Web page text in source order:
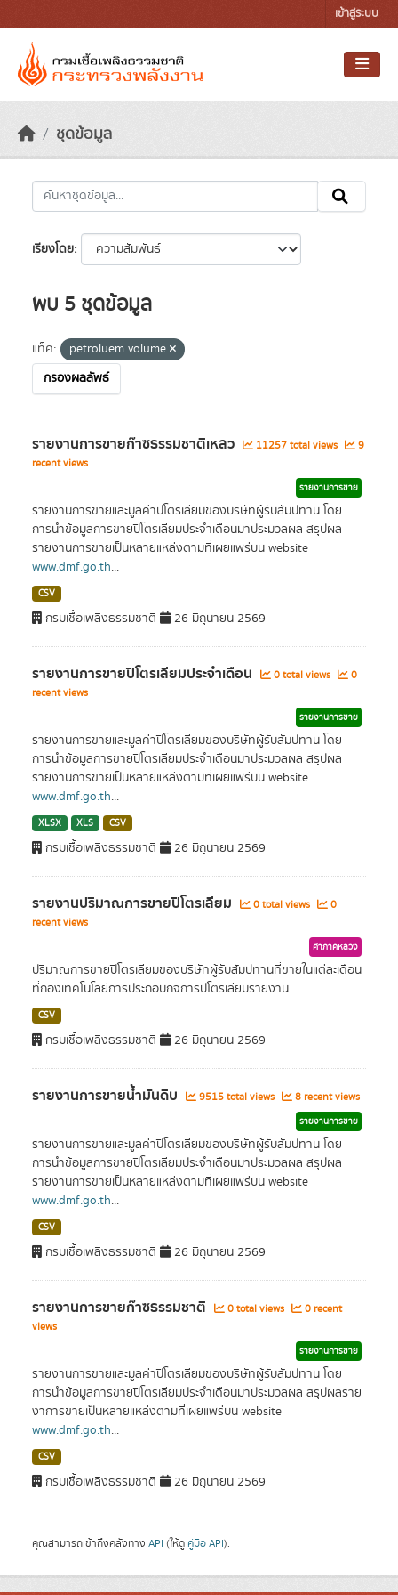
เข้าสู่ระบบ
ชุดข้อมูล
เรียงโดย
พบ 5 ชุดข้อมูล
แท็ค:
petroluem volume
กรองผลลัพธ์
รายงานการขายก๊าซธรรมชาติเหลว 11257 total views
9
recent views
รายงานการขาย
รายงานการขายและมูลค่าปิโตรเลียมของบริษัทผู้รับสัมปทาน โดย
การนำข้อมูลการขายปิโตรเลียมประจำเดือนมาประมวลผล สรุปผล
รายงานการขายเป็นหลายแหล่งตามที่เผยแพร่บน website
www.dmf.go.th...
CSV
กรมเชื้อเพลิงธรรมชาติ 26 มิถุนายน 2569
รายงานการขายปิโตรเลียมประจำเดือน 0 total views
0
recent views
รายงานการขาย
รายงานการขายและมูลค่าปิโตรเลียมของบริษัทผู้รับสัมปทาน โดย
การนำข้อมูลการขายปิโตรเลียมประจำเดือนมาประมวลผล สรุปผล
รายงานการขายเป็นหลายแหล่งตามที่เผยแพร่บน website
www.dmf.go.th...
XLSX XLS CSV
กรมเชื้อเพลิงธรรมชาติ 26 มิถุนายน 2569
รายงานปริมาณการขายปิโตรเลียม 0 total views
0
recent views
ค่าภาคหลวง
ปริมาณการขายปิโตรเลียมของบริษัทผู้รับสัมปทานที่ขายในแต่ละเดือน
ที่กองเทคโนโลยีการประกอบกิจการปิโตรเลียมรายงาน
CSV
กรมเชื้อเพลิงธรรมชาติ 26 มิถุนายน 2569
รายงานการขายน้ำมันดิบ 9515 total views 8 recent views
รายงานการขาย
รายงานการขายและมูลค่าปิโตรเลียมของบริษัทผู้รับสัมปทาน โดย
การนำข้อมูลการขายปิโตรเลียมประจำเดือนมาประมวลผล สรุปผล
รายงานการขายเป็นหลายแหล่งตามที่เผยแพร่บน website
www.dmf.go.th...
CSV
กรมเชื้อเพลิงธรรมชาติ 26 มิถุนายน 2569
รายงานการขายก๊าซธรรมชาติ 0 total views
0 recent
views
รายงานการขาย
รายงานการขายและมูลค่าปิโตรเลียมของบริษัทผู้รับสัมปทาน โดย
การนำข้อมูลการขายปิโตรเลียมประจำเดือนมาประมวลผล สรุปผลราย
งาการขายเป็นหลายแหล่งตามที่เผยแพร่บน website
www.dmf.go.th...
CSV
กรมเชื้อเพลิงธรรมชาติ 26 มิถุนายน 2569
คุณสามารถเข้าถึงคลังทาง API (ให้ดู คู่มือ API).